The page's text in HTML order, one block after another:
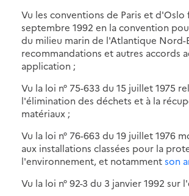
Vu les conventions de Paris et d'Oslo
septembre 1992 en la convention
du milieu marin de l'Atlantique Nord-
recommandations et autres accords
application ;
Vu la loi n° 75-633 du 15 juillet 1975
l'élimination des déchets et à la
matériaux ;
Vu la loi n° 76-663 du 19 juillet 1976
aux installations classées pour la
l'environnement, et notammentson
Vu la loi n° 92-3 du 3 janvier 1992 sur